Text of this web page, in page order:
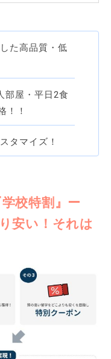
た高品質・低
部屋・平日2食
！！
タマイズ！
学校特割』ー
安い！それは